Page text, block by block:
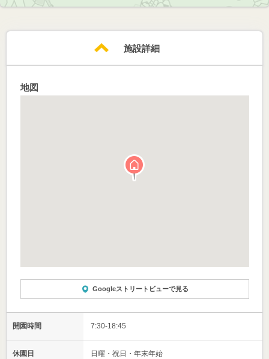
施設詳細
地図
Googleストリートビューで見る
開園時間 7:30-18:45
休園日 日曜・祝日・年末年始